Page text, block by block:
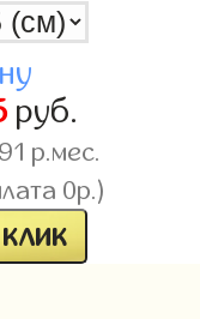
руб.
р.мес.
0р.)